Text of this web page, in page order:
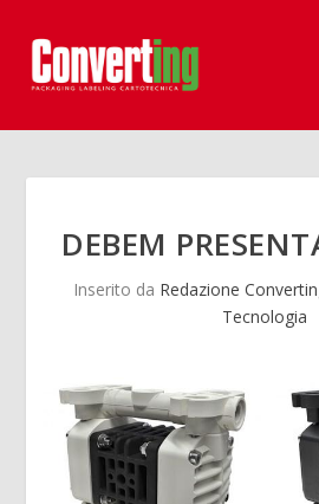
DEBEM
Inserito da Redazione
Tecnologia